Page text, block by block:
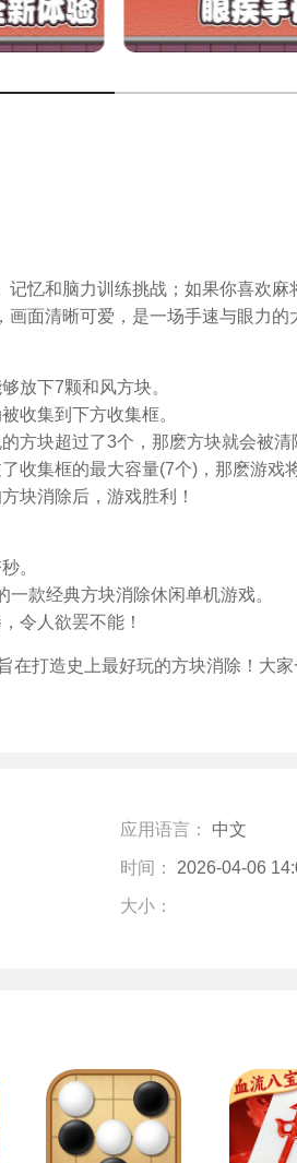
忆和脑力训练挑战；如果你喜欢
面清晰可爱，是一场手速与眼力的
放下7颗和风方块。
收集到下方收集框。
方块超过了3个，那麽方块就会被清
收集框的最大容量(7个)，那麽游戏
块消除后，游戏胜利！
。
款经典方块消除休闲单机游戏。
令人欲罢不能！
在打造史上最好玩的方块消除！大
应用语言： 中文
时间： 2026-04-06
大小：